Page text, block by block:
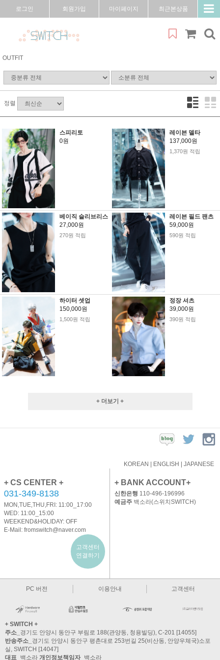
로그인 회원가입 마이페이지 최근본상품
OUTFIT
정렬
스피리토
0원
레이븐 델타
137,000원
1,370원 적립
베이직 슬리브리스
27,000원
270원 적립
레이븐 필드 팬츠
59,000원
590원 적립
하이터 셋업
150,000원
1,500원 적립
정장 셔츠
39,000원
390원 적립
+ 더보기 +
KOREAN ENGLISH JAPANESE
+ CS CENTER +
031-349-8138
MON,TUE,THU,FRI: 11:00_17:00
WED: 11:00_15:00
WEEKEND&HOLIDAY: OFF
E-Mail: fromswitch@naver.com
고객센터
연결하기
+ BANK ACCOUNT+
신한은행 110-496-196996
예금주백소라(스위치SWITCH)
PC 버전 이용안내 고객센터
+ SWITCH +
주소_ 경기도 안양시 동안구 부림로 188(관양동, 청용빌딩), C-201 [14055]
반송주소_ 경기도 안양시 동안구 평촌대로 253번길 25(비산동, 안양우체국)소포
실, SWITCH [14047]
대표_ 백소라 개인정보책임자_ 백소라